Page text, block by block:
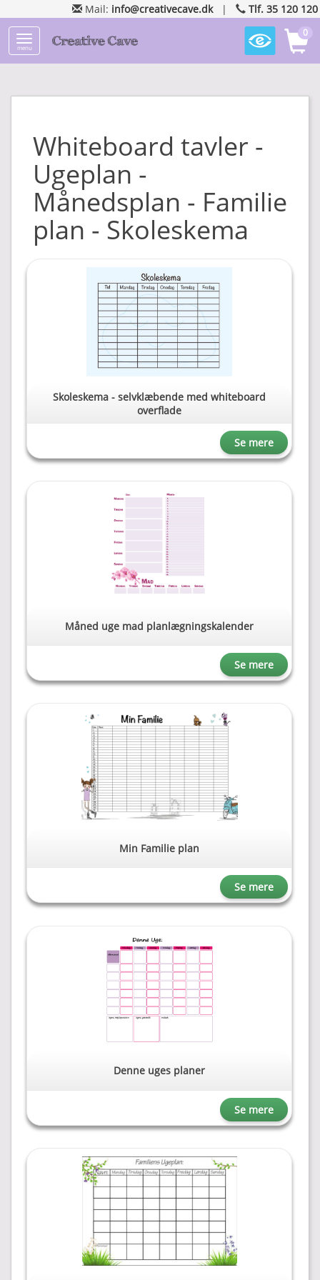
Mail: info@creativecave.dk| Tlf. 35 120 120
menu
0
Whiteboard tavler -
Ugeplan -
Månedsplan - Familie
plan - Skoleskema
Skoleskema - selvklæbende med whiteboard
overflade
Se mere
Måned uge mad planlægningskalender
Se mere
Min Familie plan
Se mere
Denne uges planer
Se mere